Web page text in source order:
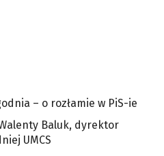
– o rozłamie w PiS-ie
Baluk, dyrektor
UMCS